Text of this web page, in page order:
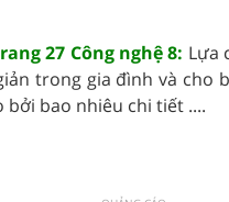
27 Công nghệ 8: Lựa
trong gia đình và cho
bởi bao nhiêu chi tiết ....